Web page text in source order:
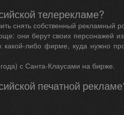
телерекламе?
снять собственный рекламный
они берут своих персонажей
какой-либо фирме, куда нужно
с Санта-Клаусами на бирже.
печатной